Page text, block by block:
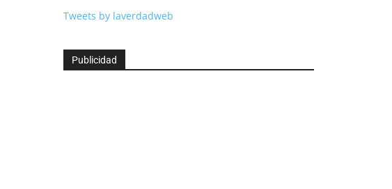
Tweets by laverdadweb
Publicidad